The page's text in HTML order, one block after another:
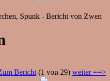
Spunk - Bericht von Zwen
Bericht(1 von 29) weiter ==>